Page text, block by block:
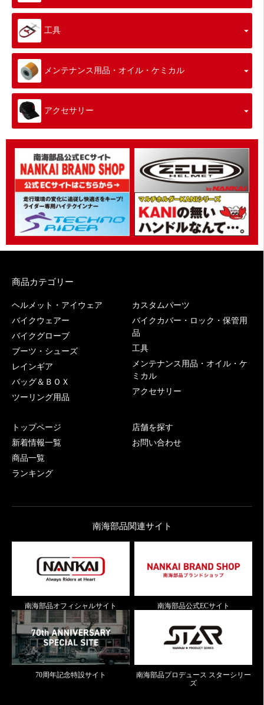
工具
メンテナンス用品・オイル・ケミカル
アクセサリー
商品カテゴリー
ヘルメット・アイウェア
バイクウェアー
バイクグローブ
ブーツ・シューズ
レインギア
バッグ＆ＢＯＸ
ツーリング用品
カスタムパーツ
バイクカバー・ロック・保管用
品
工具
メンテナンス用品・オイル・ケ
ミカル
アクセサリー
トップページ
新着情報一覧
商品一覧
ランキング
店舗を探す
お問い合わせ
南海部品関連サイト
南海部品オフィシャルサイト 南海部品公式ECサイト
70周年記念特設サイト
南海部品プロデュース スターシリー
ズ